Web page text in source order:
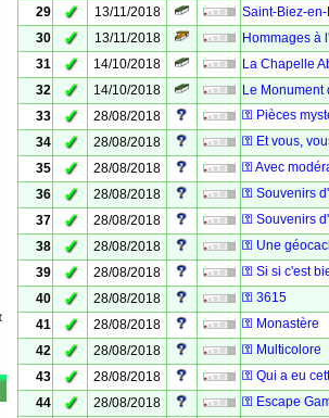
29
✓ 13/11/2018
Saint-Biez-
30
✓ 13/11/2018
Hommages à
31
✓ 14/10/2018
La Chapelle
32
✓ 14/10/2018
Le Monument
33
✓ 28/08/2018
⚿ Pièces
34
✓ 28/08/2018
⚿ Et vous,
35
✓ 28/08/2018
⚿ Avec
36
✓ 28/08/2018
⚿ Souvenirs
37
✓ 28/08/2018
⚿ Souvenirs
38
✓ 28/08/2018
⚿ Une
39
✓ 28/08/2018
⚿ Si si c'est
40
✓ 28/08/2018
⚿ 3615
41
✓ 28/08/2018
⚿ Monastère
42
✓ 28/08/2018
⚿ Multicolore
43
✓ 28/08/2018
⚿ Qui a eu
44
✓ 28/08/2018
⚿ Escape